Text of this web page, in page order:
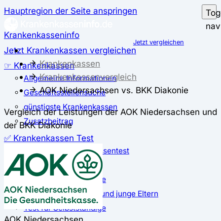
Hauptregion der Seite anspringen
Krankenkasseninfo
Jetzt Krankenkassen vergleichen
☞ Krankenkassen
Allgemeine Informationen
Geschäftsstellensuche
günstigste Krankenkassen
Zusatzbeitrag
✅ Krankenkassen Test
Der große Krankenkassentest
Test für Studierende
Test für Auszubildende
Test für Schwangere und junge Eltern
Test für Selbstständige
Jetzt vergleichen
Krankenkassen
Krankenkassenvergleich
AOK Niedersachsen vs. BKK Diakonie
Vergleich der Leistungen der AOK Niedersachsen und
der BKK Diakonie